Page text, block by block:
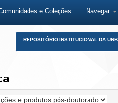
e Coleções Navegar
REPOSITÓRIO INSTITUCIONAL DA UNB